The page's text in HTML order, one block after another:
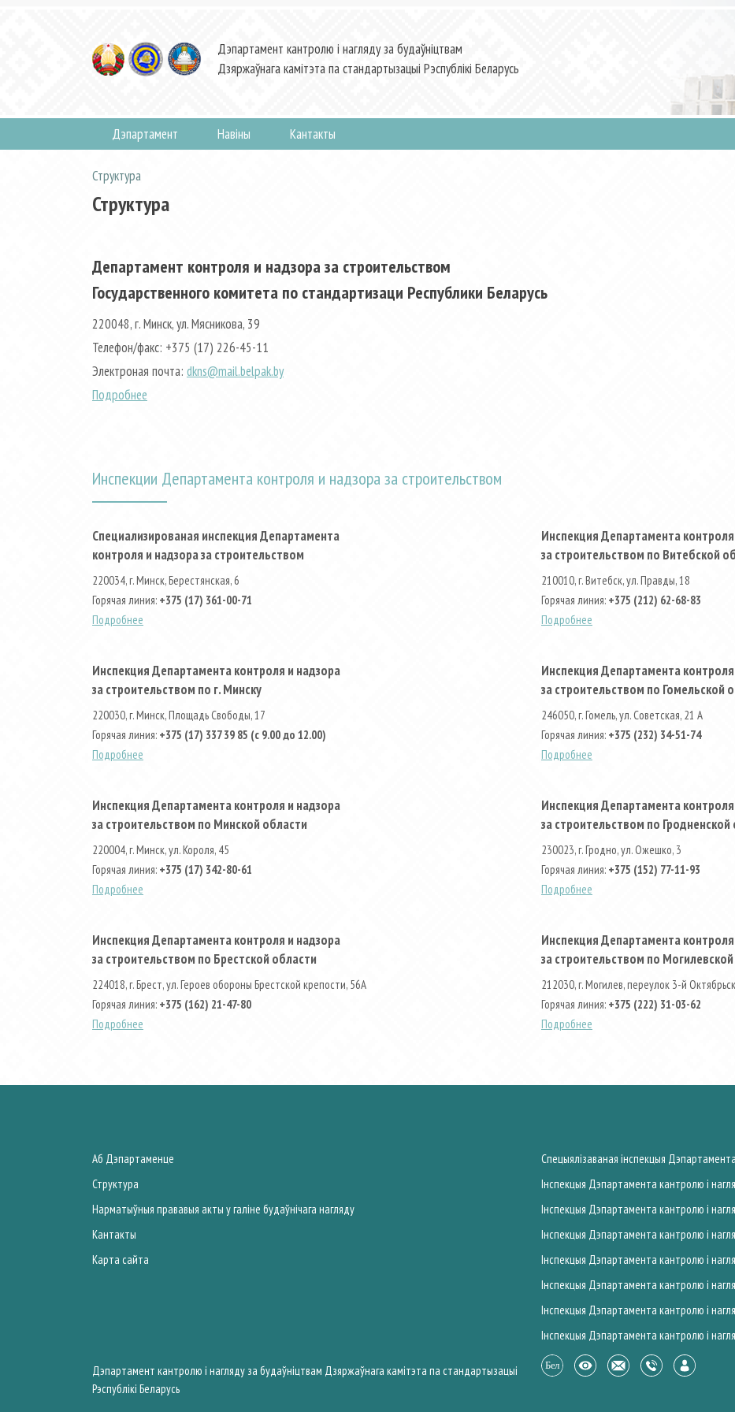
Дэпартамент кантролю і нагляду за будаўніцтвам
Дзяржаўнага камітэта па стандартызацыі Рэспублікі Беларусь
Дэпартамент Навiны Кантакты
Структура
Структура
Департамент контроля и надзора за строительством
Государственного комитета по стандартизаци Республики Беларусь
220048, г. Минск, ул. Мясникова, 39
Телефон/факс: +375 (17) 226-45-11
Электроная почта: dkns@mail.belpak.by
Подробнее
Инспекции Департамента контроля и надзора за строительством
Специализированая инспекция Департамента
контроля и надзора за строительством
220034, г. Минск, Берестянская, 6
Горячая линия: +375 (17) 361-00-71
Подробнее
Инспекция Департамента контроля и надзора
за строительством по г. Минску
220030, г. Минск, Площадь Свободы, 17
Горячая линия: +375 (17) 337 39 85 (с 9.00 до 12.00)
Подробнее
Инспекция Департамента контроля и надзора
за строительством по Минской области
220004, г. Минск, ул. Короля, 45
Горячая линия: +375 (17) 342-80-61
Подробнее
Инспекция Департамента контроля и надзора
за строительством по Брестской области
224018, г. Брест, ул. Героев обороны Брестской крепости, 56А
Горячая линия: +375 (162) 21-47-80
Подробнее
Инспекция Департамента
за строительством по Витебской
210010, г. Витебск, ул. Правды, 18
Горячая линия: +375 (212) 62-68-83
Подробнее
Инспекция Департамента
за строительством по Гомельской
246050, г. Гомель, ул. Советская, 21 А
Горячая линия: +375 (232) 34-51-74
Подробнее
Инспекция Департамента
за строительством по Гродненской
230023, г. Гродно, ул. Ожешко, 3
Горячая линия: +375 (152) 77-11-93
Подробнее
Инспекция Департамента
за строительством по
212030, г. Могилев, переулок 3-й
Горячая линия: +375 (222) 31-03-62
Подробнее
Аб Дэпартаменце
Структура
Нарматыўныя прававыя акты у галiне будаўнічага нагляду
Кантакты
Карта сайта
Спецыялiзаваная iнспекцыя
Інспекцыя Дэпартамента кантролю і
Інспекцыя Дэпартамента кантролю і
Інспекцыя Дэпартамента кантролю і
Інспекцыя Дэпартамента кантролю і
Інспекцыя Дэпартамента кантролю і
Інспекцыя Дэпартамента кантролю і
Інспекцыя Дэпартамента кантролю і
Дэпартамент кантролю і нагляду за будаўніцтвам Дзяржаўнага камітэта па стандартызацыі
Рэспублiкi Беларусь